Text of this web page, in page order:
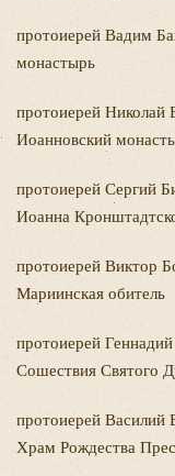
протоиерей Вадим
монастырь
протоиерей Николай
Иоанновский
протоиерей Сергий
Иоанна
протоиерей Виктор
Мариинская обитель
протоиерей Геннадий
Сошествия Святого
протоиерей Василий
Храм Рождества